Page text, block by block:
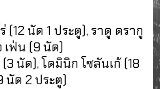
(12 นัด 1 ประตู), ราดู ดรากู
เฟ่น (9 นัด)
นัด), โดมินิก โซลันเก้ (18
นัด 2 ประตู)